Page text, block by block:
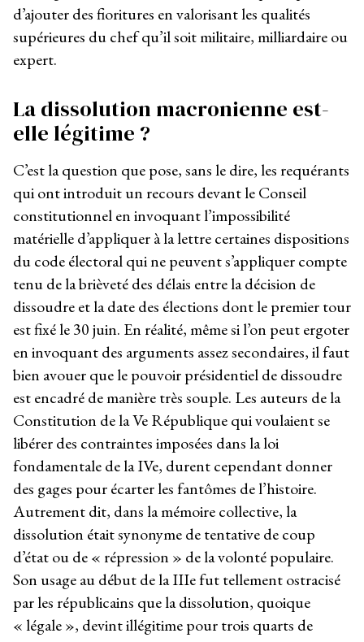
d’ajouter des fioritures en valorisant les qualités
supérieures du chef qu’il soit militaire, milliardaire ou
expert.
La dissolution macronienne est-
elle légitime ?
C’est la question que pose, sans le dire, les requérants
qui ont introduit un recours devant le Conseil
constitutionnel en invoquant l’impossibilité
matérielle d’appliquer à la lettre certaines dispositions
du code électoral qui ne peuvent s’appliquer compte
tenu de la brièveté des délais entre la décision de
dissoudre et la date des élections dont le premier tour
est fixé le 30 juin. En réalité, même si l’on peut ergoter
en invoquant des arguments assez secondaires, il faut
bien avouer que le pouvoir présidentiel de dissoudre
est encadré de manière très souple. Les auteurs de la
Constitution de la Ve République qui voulaient se
libérer des contraintes imposées dans la loi
fondamentale de la IVe, durent cependant donner
des gages pour écarter les fantômes de l’histoire.
Autrement dit, dans la mémoire collective, la
dissolution était synonyme de tentative de coup
d’état ou de « répression » de la volonté populaire.
Son usage au début de la IIIe fut tellement ostracisé
par les républicains que la dissolution, quoique
« légale », devint illégitime pour trois quarts de